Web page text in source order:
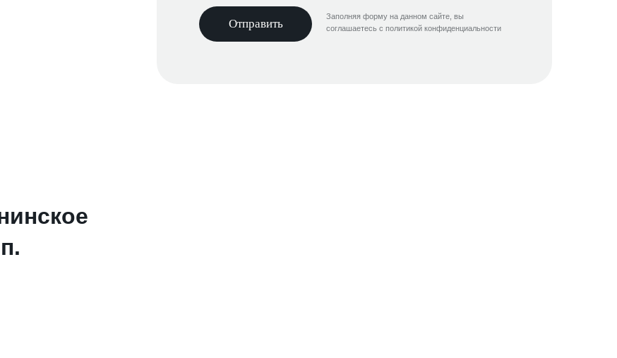
Заполняя форму на данном сайте, вы
соглашаетесь с политикой конфиденциальности
Отправить